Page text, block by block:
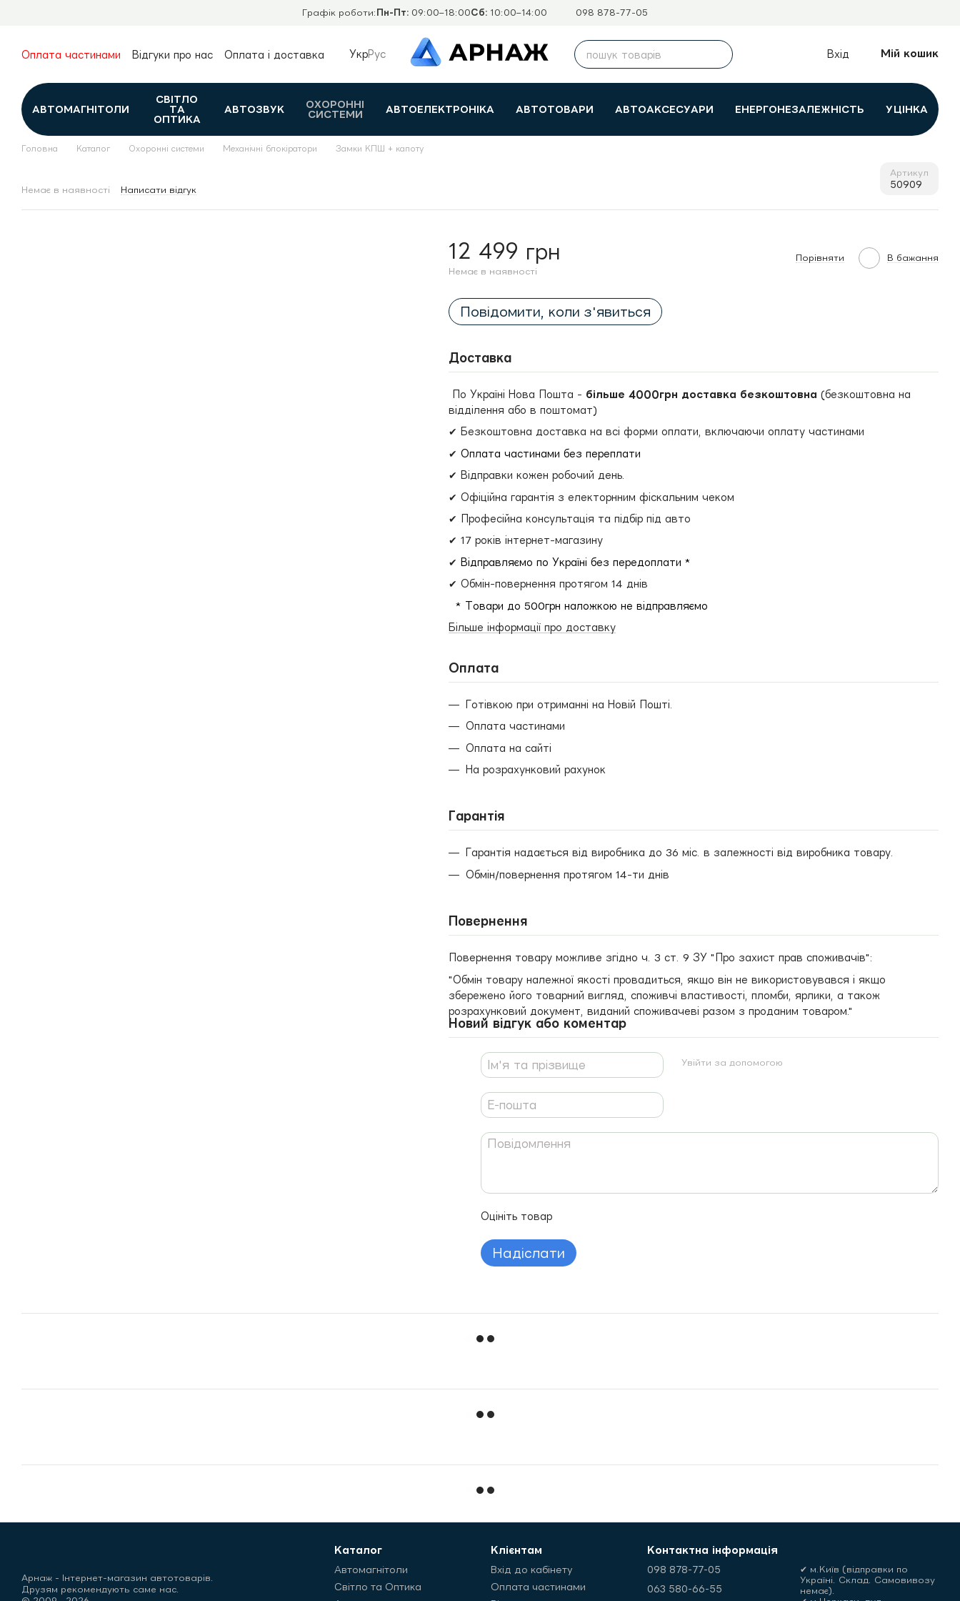
Графік роботи: Пн-Пт: 09:00–18:00Сб: 10:00–14:00 098 878-77-05
Оплата частинами Відгуки про нас
Оплата і доставка
Контакти
Каталог
УкрРус Вхід Мій кошик
АВТОМАГНІТОЛИ
СВІТЛО
ТА
ОПТИКА
АВТОЗВУК
ОХОРОННІ
СИСТЕМИ
АВТОЕЛЕКТРОНІКА АВТОТОВАРИ АВТОАКСЕСУАРИ ЕНЕРГОНЕЗАЛЕЖНІСТЬ УЦІНКА
Головна Каталог Охоронні системи Механічні блокіратори Замки КПШ + капоту
Артикул
50909
Немає в наявності Написати відгук
12 499 грн
Немає в наявності
Порівняти В бажання
Повідомити, коли з'явиться
Доставка
По Україні Нова Пошта - більше 4000грн доставка безкоштовна (безкоштовна на
відділення або в поштомат)
✔ Безкоштовна доставка на всі форми оплати, включаючи оплату частинами
✔ Оплата частинами без переплати
✔ Відправки кожен робочий день.
✔ Офіційна гарантія з електорнним фіскальним чеком
✔ Професійна консультація та підбір під авто
✔ 17 років інтернет-магазину
✔ Відправляємо по Україні без передоплати *
✔ Обмін-повернення протягом 14 днів
* Товари до 500грн наложкою не відправляємо
Більше інформації про доставку
Оплата
Готівкою при отриманні на Новій Пошті.
Оплата частинами
Оплата на сайті
На розрахунковий рахунок
Гарантія
Гарантія надається від виробника до 36 міс. в залежності від виробника товару.
Обмін/повернення протягом 14-ти днів
Повернення
Повернення товару можливе згідно ч. 3 ст. 9 ЗУ "Про захист прав споживачів":
"Обмін товару належної якості провадиться, якщо він не використовувався і якщо
збережено його товарний вигляд, споживчі властивості, пломби, ярлики, а також
розрахунковий документ, виданий споживачеві разом з проданим товаром."
Новий відгук або коментар
Увійти за допомогою
Оцініть товар
Надіслати
Арнаж - Інтернет-магазин автотоварів.
Друзям рекомендують саме нас.
Каталог
Автомагнітоли
Світло та Оптика
Клієнтам
Вхід до кабінету
Оплата частинами
Контактна інформація
098 878-77-05
063 580-66-55
✔ м.Київ (відправки по
Україні. Склад. Самовивозу
немає).